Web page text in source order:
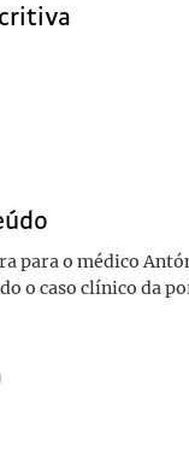
para o médico
o caso clínico da